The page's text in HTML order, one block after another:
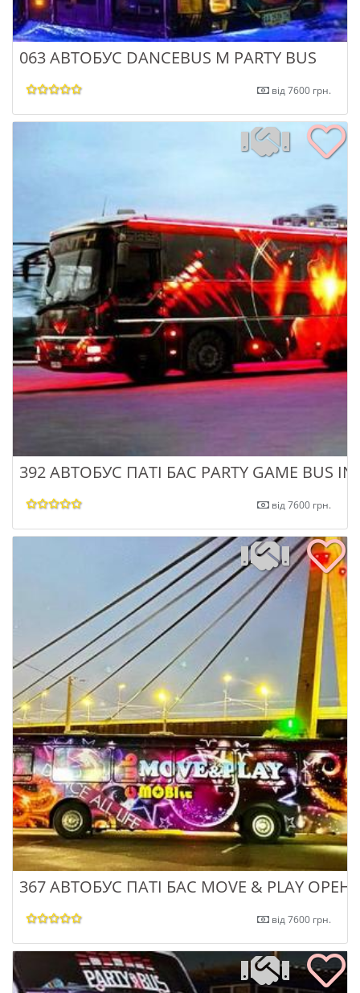
063 АВТОБУС DANCEBUS M PARTY BUS
від 7600 грн.
392 АВТОБУС ПАТІ БАС PARTY GAME BUS
від 7600 грн.
367 АВТОБУС ПАТІ БАС MOVE & PLAY
від 7600 грн.